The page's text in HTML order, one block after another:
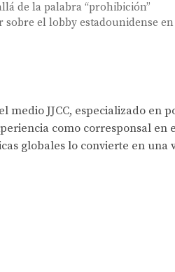
de la palabra “prohibición”
sobre el lobby estadounidense
medio JJCC, especializado
como corresponsal
globales lo convierte en una